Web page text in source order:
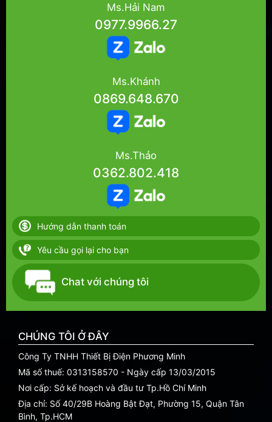
Ms.Hải Nam
0977.9966.27
Ms.Khánh
0869.648.670
Ms.Thảo
0362.802.418
Hướng dẫn thanh toán
Yêu cầu gọi lại cho bạn
Chat với chúng tôi
CHÚNG TÔI Ở ĐÂY
Công Ty TNHH Thiết Bị Điện Phương Minh
Mã số thuế: 0313158570 - Ngày cấp 13/03/2015
Nơi cấp: Sở kế hoạch và đầu tư Tp.Hồ Chí Minh
Địa chỉ: Số 40/29B Hoàng Bật Đạt, Phường 15, Quận Tân
Bình, Tp.HCM